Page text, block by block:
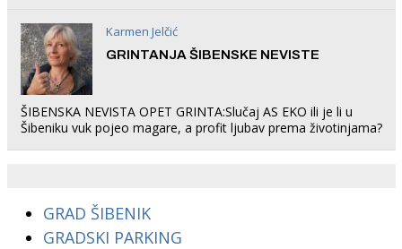
Karmen Jelčić
GRINTANJA ŠIBENSKE NEVISTE
ŠIBENSKA NEVISTA OPET GRINTA:Slučaj AS EKO ili je li u
Šibeniku vuk pojeo magare, a profit ljubav prema životinjama?
GRAD ŠIBENIK
GRADSKI PARKING